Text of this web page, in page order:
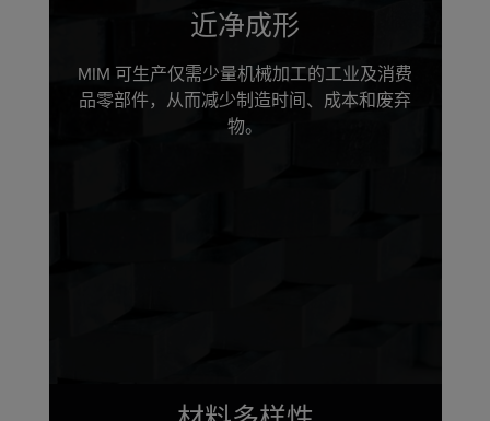
近净成形
MIM 可生产仅需少量机械加工的工业及消费
品零部件，从而减少制造时间、成本和废弃
物。